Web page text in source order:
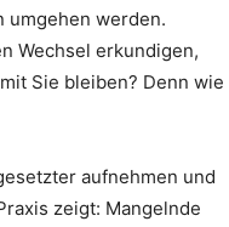
umgehen werden.
Wechsel erkundigen,
Sie bleiben? Denn wie
aufnehmen und
zeigt: Mangelnde